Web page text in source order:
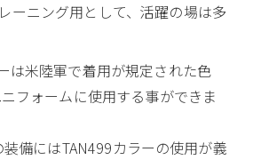
ーニング用として、活躍の場は多
は米陸軍で着用が規定された色
フォームに使用する事ができま
備にはTAN499カラーの使用が義